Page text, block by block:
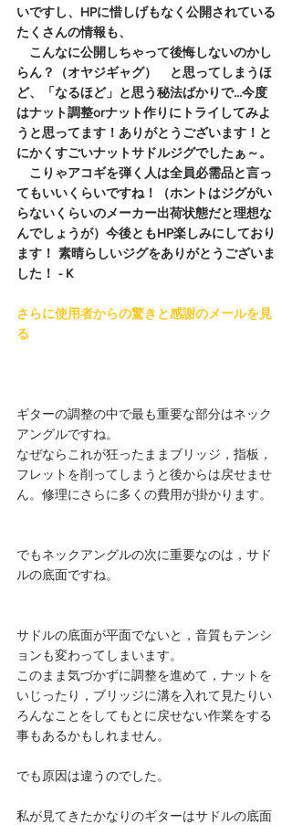
いですし、HPに惜しげもなく公開されている
たくさんの情報も、
こんなに公開しちゃって後悔しないのかし
らん？（オヤジギャグ）　と思ってしまうほ
ど、「なるほど」と思う秘法ばかりで...今度
はナット調整orナット作りにトライしてみよ
うと思ってます！ありがとうございます！と
にかくすごいナットサドルジグでしたぁ～。
こりゃアコギを弾く人は全員必需品と言っ
てもいいくらいですね！（ホントはジグがい
らないくらいのメーカー出荷状態だと理想な
んでしょうが）今後ともHP楽しみにしており
ます！ 素晴らしいジグをありがとうございま
した！ - K
さらに使用者からの驚きと感謝のメールを見
る
ギターの調整の中で最も重要な部分はネック
アングルですね。
なぜならこれが狂ったままブリッジ，指板，
フレットを削ってしまうと後からは戻せませ
ん。修理にさらに多くの費用が掛かります。
でもネックアングルの次に重要なのは，サド
ルの底面ですね。
サドルの底面が平面でないと，音質もテンシ
ョンも変わってしまいます。
このまま気づかずに調整を進めて，ナットを
いじったり，ブリッジに溝を入れて見たりい
ろんなことをしてもとに戻せない作業をする
事もあるかもしれません。
でも原因は違うのでした。
私が見てきたかなりのギターはサドルの底面